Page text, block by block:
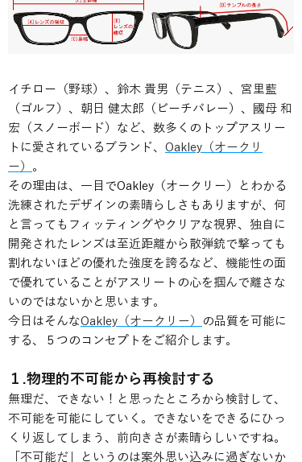
イチロー（野球）、鈴木 貴男（テニス）、宮里藍
（ゴルフ）、朝日 健太郎（ビーチバレー）、國母 和
宏（スノーボード）など、数多くのトップアスリー
トに愛されているブランド、 Oakley（オークリ
ー） 。
その理由は、一目でOakley（オークリー）とわかる
洗練されたデザインの素晴らしさもありますが、何
と言ってもフィッティングやクリアな視界、独自に
開発されたレンズは至近距離から散弾銃で撃っても
割れないほどの優れた強度を誇るなど、機能性の面
で優れていることがアスリートの心を掴んで離さな
いのではないかと思います。
今日はそんなOakley（オークリー）
の品質を可能に
する、５つのコンセプトをご紹介します。
１.物理的不可能から再検討する
無理だ、できない！と思ったところから検討して、
不可能を可能にしていく。できないをできるにひっ
くり返してしまう、前向きさが素晴らしいですね。
「不可能だ」というのは案外思い込みに過ぎないか